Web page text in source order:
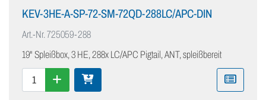
KEV-3HE-A-SP-72-SM-72QD-288LC/APC-DIN
Art.-Nr.725059-288
19" Spleißbox, 3 HE, 288x LC/APC Pigtail, ANT, spleißbereit